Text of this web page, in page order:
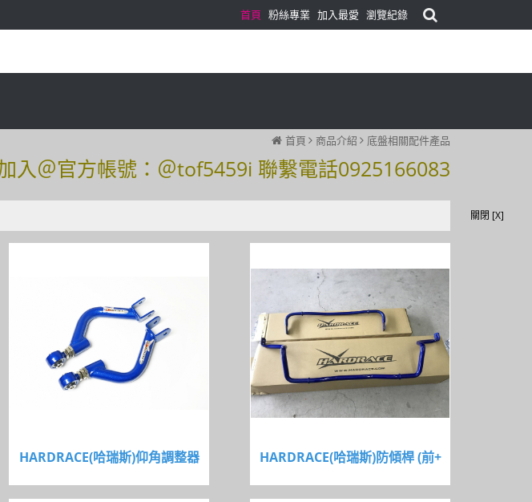
首頁 粉絲專業 加入最愛 瀏覽紀錄
首頁 商品介紹 底盤相關配件產品
入＠官方帳號：＠tof5459i 聯繫電話0925166083
入＠官方帳號：＠tof5459i 聯繫電話0925166083
HARDRACE(哈瑞斯)仰角調整器 HARDRACE(哈瑞斯)防傾桿 (前+
關閉 [X]